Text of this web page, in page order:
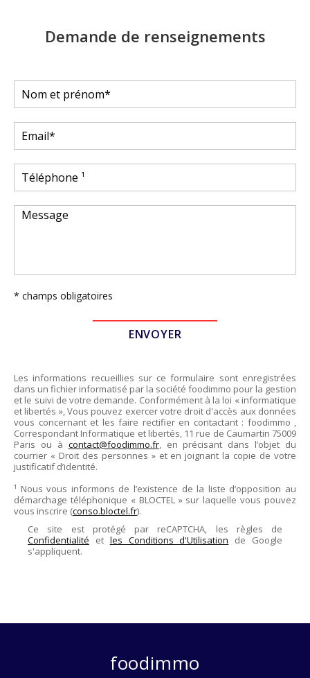
Demande de renseignements
* champs obligatoires
Les informations recueillies sur ce formulaire sont enregistrées
dans un fichier informatisé par la société foodimmo pour la gestion
et le suivi de votre demande. Conformément à la loi « informatique
et libertés », Vous pouvez exercer votre droit d'accès aux données
vous concernant et les faire rectifier en contactant : foodimmo ,
Correspondant Informatique et libertés, 11 rue de Caumartin 75009
Paris ou à contact@foodimmo.fr, en précisant dans l’objet du
courrier « Droit des personnes » et en joignant la copie de votre
justificatif d’identité.
¹ Nous vous informons de l’existence de la liste d’opposition au
démarchage téléphonique « BLOCTEL » sur laquelle vous pouvez
vous inscrire (conso.bloctel.fr).
Ce site est protégé par reCAPTCHA, les règles de
Confidentialité et les Conditions d'Utilisation de Google
s'appliquent.
foodimmo